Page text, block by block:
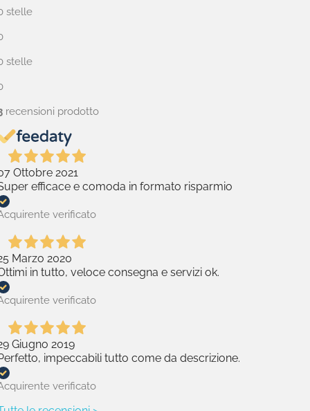
stelle
stelle
recensioni prodotto
Ottobre 2021
efficace e comoda in formato risparmio
verificato
Marzo 2020
in tutto, veloce consegna e servizi ok.
verificato
Giugno 2019
impeccabili tutto come da descrizione.
verificato